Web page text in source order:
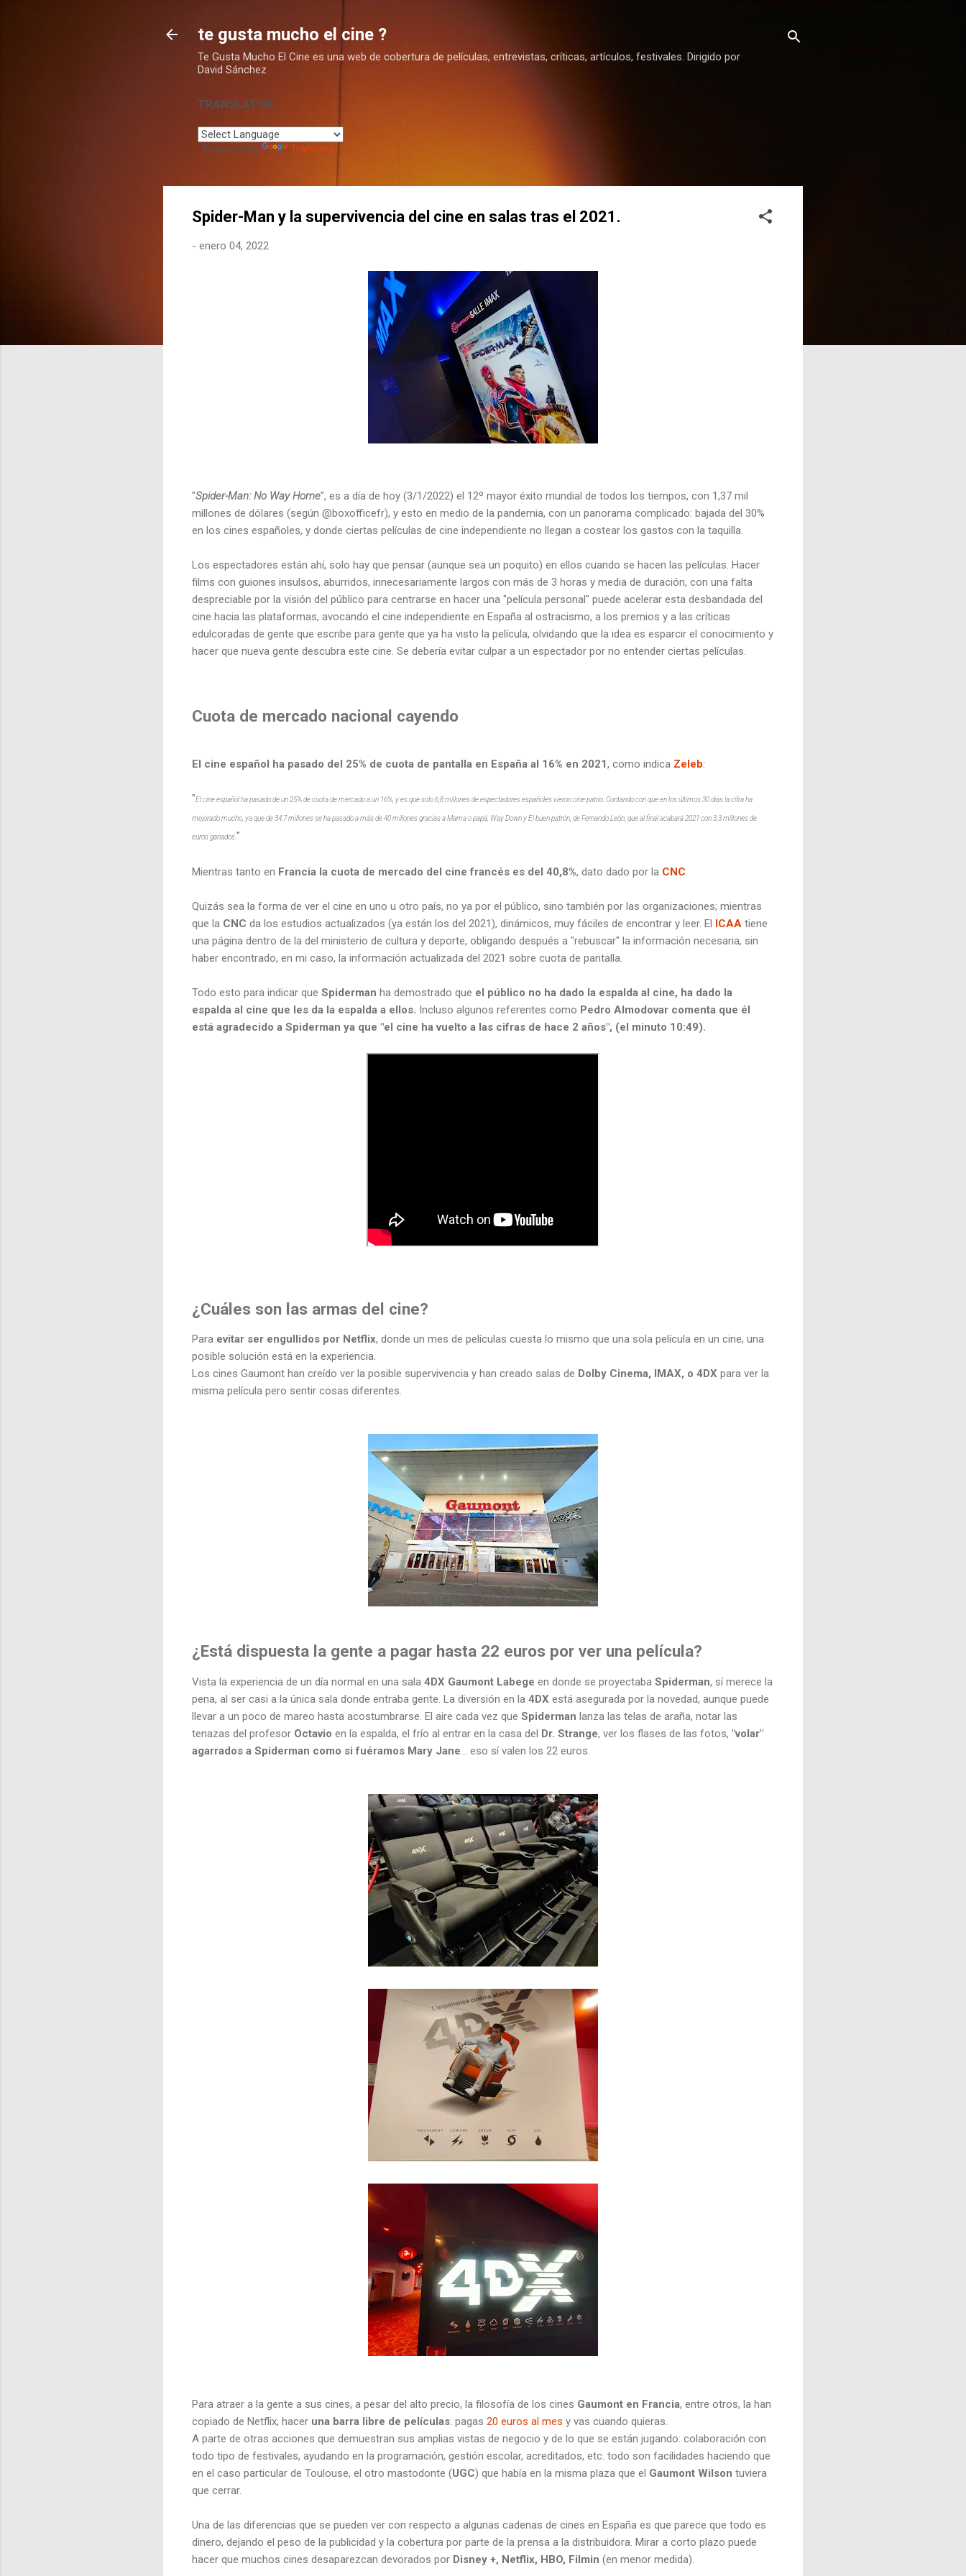
te gusta mucho el cine ?
Te Gusta Mucho El Cine es una web de cobertura de películas, entrevistas, críticas, artículos, festivales. Dirigido por
David Sánchez
TRANSLATOR
Powered by Translate
Spider-Man y la supervivencia del cine en salas tras el 2021.
- enero 04, 2022
"Spider-Man: No Way Home", es a día de hoy (3/1/2022) el 12º mayor éxito mundial de todos los tiempos, con 1,37 mil
millones de dólares (según @boxofficefr), y esto en medio de la pandemia, con un panorama complicado: bajada del 30%
en los cines españoles, y donde ciertas películas de cine independiente no llegan a costear los gastos con la taquilla.
Los espectadores están ahí, solo hay que pensar (aunque sea un poquito) en ellos cuando se hacen las películas. Hacer
films con guiones insulsos, aburridos, innecesariamente largos con más de 3 horas y media de duración, con una falta
despreciable por la visión del público para centrarse en hacer una "película personal" puede acelerar esta desbandada del
cine hacia las plataformas, avocando el cine independiente en España al ostracismo, a los premios y a las críticas
edulcoradas de gente que escribe para gente que ya ha visto la película, olvidando que la idea es esparcir el conocimiento y
hacer que nueva gente descubra este cine. Se debería evitar culpar a un espectador por no entender ciertas películas.
Cuota de mercado nacional cayendo
El cine español ha pasado del 25% de cuota de pantalla en España al 16% en 2021, como indica Zeleb:
"El cine español ha pasado de un 25% de cuota de mercado a un 16%, y es que solo 6,8 millones de espectadores españoles vieron cine patrio. Contando con que en los últimos 30 días la cifra ha
mejorado mucho, ya que de 34,7 millones se ha pasado a más de 40 millones gracias a Mama o papá, Way Down y El buen patrón, de Fernando León, que al final acabará 2021 con 3,3 millones de
euros ganados."
Mientras tanto en Francia la cuota de mercado del cine francés es del 40,8%, dato dado por la CNC.
Quizás sea la forma de ver el cine en uno u otro país, no ya por el público, sino también por las organizaciones; mientras
que la CNC da los estudios actualizados (ya están los del 2021), dinámicos, muy fáciles de encontrar y leer. El ICAA tiene
una página dentro de la del ministerio de cultura y deporte, obligando después a "rebuscar" la información necesaria, sin
haber encontrado, en mi caso, la información actualizada del 2021 sobre cuota de pantalla.
Todo esto para indicar que Spiderman ha demostrado que el público no ha dado la espalda al cine, ha dado la
espalda al cine que les da la espalda a ellos. Incluso algunos referentes como Pedro Almodovar comenta que él
está agradecido a Spiderman ya que "el cine ha vuelto a las cifras de hace 2 años", (el minuto 10:49).
¿Cuáles son las armas del cine?
Para evitar ser engullidos por Netflix, donde un mes de películas cuesta lo mismo que una sola película en un cine, una
posible solución está en la experiencia.
Los cines Gaumont han creído ver la posible supervivencia y han creado salas de Dolby Cinema, IMAX, o 4DX para ver la
misma película pero sentir cosas diferentes.
¿Está dispuesta la gente a pagar hasta 22 euros por ver una película?
Vista la experiencia de un día normal en una sala 4DX Gaumont Labege en donde se proyectaba Spiderman, sí merece la
pena, al ser casi a la única sala donde entraba gente. La diversión en la 4DX está asegurada por la novedad, aunque puede
llevar a un poco de mareo hasta acostumbrarse. El aire cada vez que Spiderman lanza las telas de araña, notar las
tenazas del profesor Octavio en la espalda, el frío al entrar en la casa del Dr. Strange, ver los flases de las fotos, "volar"
agarrados a Spiderman como si fuéramos Mary Jane ... eso sí valen los 22 euros.
Para atraer a la gente a sus cines, a pesar del alto precio, la filosofía de los cines Gaumont en Francia, entre otros, la han
copiado de Netflix, hacer una barra libre de películas: pagas 20 euros al mes y vas cuando quieras.
A parte de otras acciones que demuestran sus amplias vistas de negocio y de lo que se están jugando: colaboración con
todo tipo de festivales, ayudando en la programación, gestión escolar, acreditados, etc. todo son facilidades haciendo que
en el caso particular de Toulouse, el otro mastodonte (UGC) que había en la misma plaza que el Gaumont Wilson tuviera
que cerrar.
Una de las diferencias que se pueden ver con respecto a algunas cadenas de cines en España es que parece que todo es
dinero, dejando el peso de la publicidad y la cobertura por parte de la prensa a la distribuidora. Mirar a corto plazo puede
hacer que muchos cines desaparezcan devorados por Disney +, Netflix, HBO, Filmin (en menor medida).